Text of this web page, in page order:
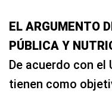
EL ARGUMENTO
PÚBLICA Y
De acuerdo con el
tienen como